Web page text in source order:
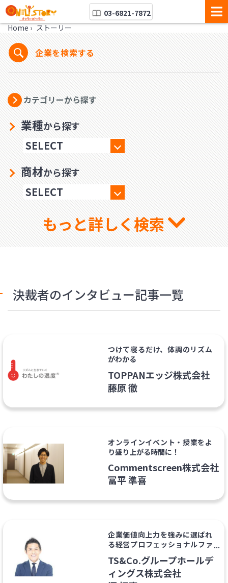
03-6821-7872
Home › ストーリー
企業を検索する
カテゴリーから探す
業種から探す
商材から探す
もっと詳しく検索
決裁者のインタビュー記事一覧
つけて寝るだけ、体調のリズム
がわかる
TOPPANエッジ株式会社
藤原 徹
オンラインイベント・授業をよ
り盛り上がる時間に！
Commentscreen株式会社
冨平 準喜
企業価値向上力を強みに選ばれ
る経営プロフェッショナルファ
TS&Co.グループホールデ
ィングス株式会社